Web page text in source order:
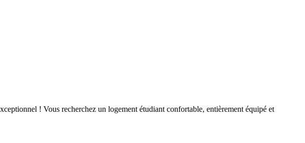
! Vous recherchez un logement étudiant confortable, entièrement équipé et